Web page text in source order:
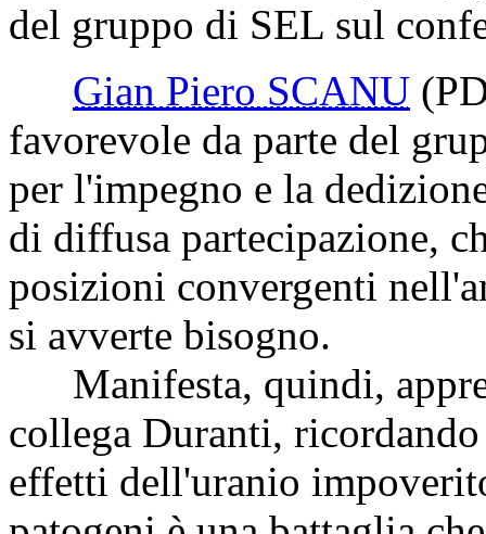
del gruppo di SEL sul
Gian Piero SCANU
favorevole da parte del
per l'impegno e la
di diffusa partecipazione,
posizioni convergenti
si avverte bisogno.
Manifesta, quindi,
collega Duranti,
effetti dell'uranio